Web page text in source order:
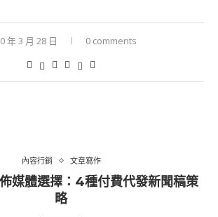
年 3 月 28 日 0 comments
內容行銷 文章寫作
媒體選擇：4種付費代發新聞稿策
略